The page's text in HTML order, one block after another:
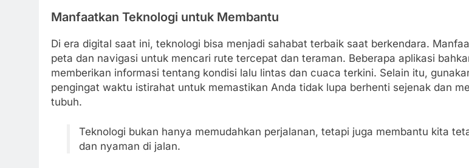
Manfaatkan Teknologi untuk Membantu
Di era digital saat ini, teknologi bisa menjadi sahabat terbaik saat berkendara.
peta dan navigasi untuk mencari rute tercepat dan teraman. Beberapa aplikasi
memberikan informasi tentang kondisi lalu lintas dan cuaca terkini. Selain itu,
pengingat waktu istirahat untuk memastikan Anda tidak lupa berhenti sejenak dan
tubuh.
Teknologi bukan hanya memudahkan perjalanan, tetapi juga membantu kita
dan nyaman di jalan.